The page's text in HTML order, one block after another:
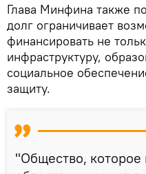
Глава Минфина также
долг ограничивает
финансировать не
инфраструктуру,
социальное
защиту.
"Общество, которое